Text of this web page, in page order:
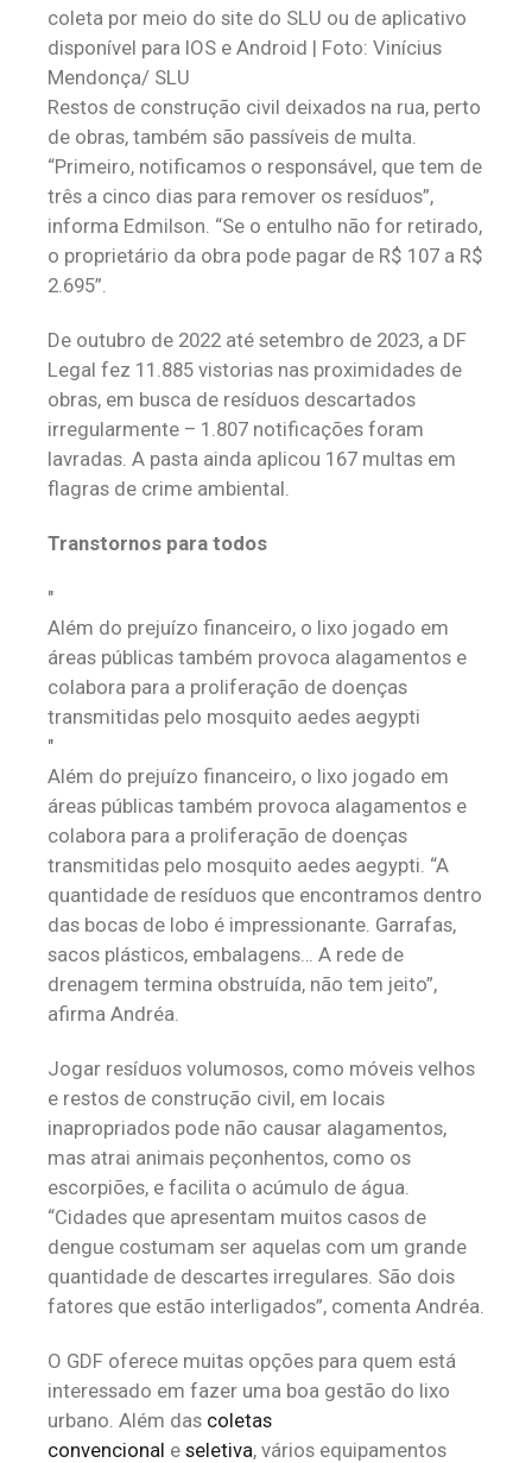
coleta por meio do site do SLU ou de aplicativo
disponível para IOS e Android | Foto: Vinícius
Mendonça/ SLU
Restos de construção civil deixados na rua, perto
de obras, também são passíveis de multa.
“Primeiro, notificamos o responsável, que tem de
três a cinco dias para remover os resíduos”,
informa Edmilson. “Se o entulho não for retirado,
o proprietário da obra pode pagar de R$ 107 a R$
2.695”.
De outubro de 2022 até setembro de 2023, a DF
Legal fez 11.885 vistorias nas proximidades de
obras, em busca de resíduos descartados
irregularmente – 1.807 notificações foram
lavradas. A pasta ainda aplicou 167 multas em
flagras de crime ambiental.
Transtornos para todos
Além do prejuízo financeiro, o lixo jogado em
áreas públicas também provoca alagamentos e
colabora para a proliferação de doenças
transmitidas pelo mosquito aedes aegypti
Além do prejuízo financeiro, o lixo jogado em
áreas públicas também provoca alagamentos e
colabora para a proliferação de doenças
transmitidas pelo mosquito aedes aegypti. “A
quantidade de resíduos que encontramos dentro
das bocas de lobo é impressionante. Garrafas,
sacos plásticos, embalagens… A rede de
drenagem termina obstruída, não tem jeito”,
afirma Andréa.
Jogar resíduos volumosos, como móveis velhos
e restos de construção civil, em locais
inapropriados pode não causar alagamentos,
mas atrai animais peçonhentos, como os
escorpiões, e facilita o acúmulo de água.
“Cidades que apresentam muitos casos de
dengue costumam ser aquelas com um grande
quantidade de descartes irregulares. São dois
fatores que estão interligados”, comenta Andréa.
O GDF oferece muitas opções para quem está
interessado em fazer uma boa gestão do lixo
urbano. Além das coletas
convencional e seletiva, vários equipamentos